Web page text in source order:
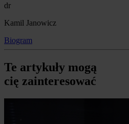
dr
Kamil Janowicz
Biogram
Te artykuły mogą
cię zainteresować